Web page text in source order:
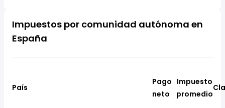
Impuestos por comunidad autónoma en
España
País
Pago
neto
Impuesto
promedio